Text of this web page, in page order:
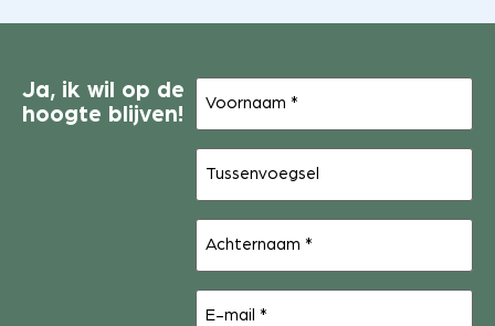
Ja, ik wil op de
hoogte blijven!
Voornaam
Tussenvoegsel
Achternaam
E-
mail(Vereist)